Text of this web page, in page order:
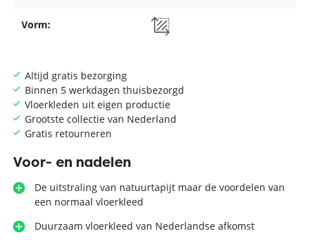
Altijd gratis bezorging
Binnen 5 werkdagen thuisbezorgd
Vloerkleden uit eigen productie
Grootste collectie van Nederland
Gratis retourneren
Voor- en nadelen
De uitstraling van natuurtapijt maar de voordelen van
een normaal vloerkleed
Duurzaam vloerkleed van Nederlandse afkomst
Vorm: